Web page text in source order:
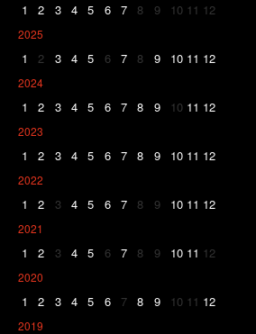
1 2 3 4 5 6 7 8 9 10 11 12
2025
1 2 3 4 5 6 7 8 9 10 11 12
2024
1 2 3 4 5 6 7 8 9 10 11 12
2023
1 2 3 4 5 6 7 8 9 10 11 12
2022
1 2 3 4 5 6 7 8 9 10 11 12
2021
1 2 3 4 5 6 7 8 9 10 11 12
2020
1 2 3 4 5 6 7 8 9 10 11 12
2019